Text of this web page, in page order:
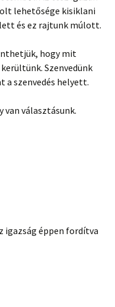
lehetősége kisiklani
és ez rajtunk múlott.
hogy mit
Szenvedünk
a szenvedés helyett.
van választásunk.
igazság éppen fordítva